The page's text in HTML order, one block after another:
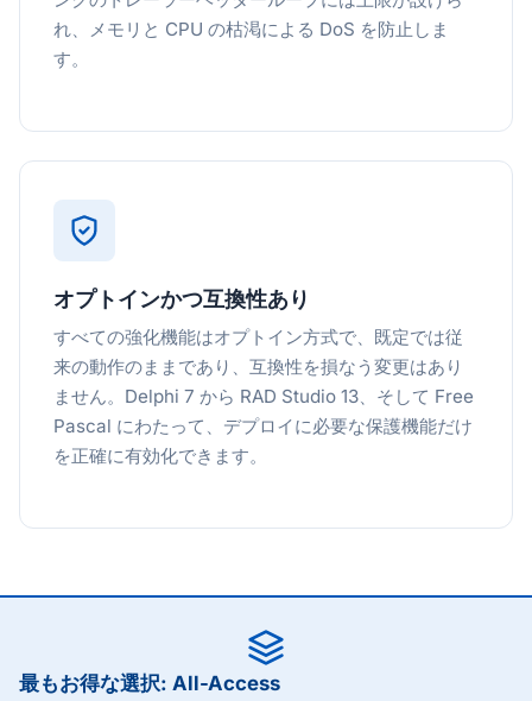
れ、メモリと CPU の枯渇による DoS を防止しま
す。
オプトインかつ互換性あり
すべての強化機能はオプトイン方式で、既定では従
来の動作のままであり、互換性を損なう変更はあり
ません。Delphi 7 から RAD Studio 13、そして Free
Pascal にわたって、デプロイに必要な保護機能だけ
を正確に有効化できます。
最もお得な選択: All-Access